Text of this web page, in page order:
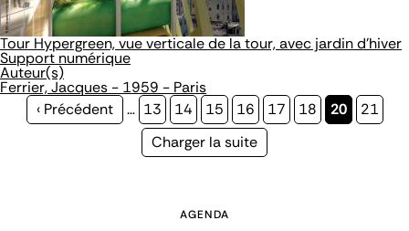
Tour Hypergreen, vue verticale de la tour, avec jardin d'hiver
Support numérique
Auteur(s)
Ferrier, Jacques - 1959 - Paris
Page
‹ Précédent … Page
13 Page
14 Page
15 Page
16 Page
17 Page
18
Page
20 Page
21
Page
Charger la suite
AGENDA